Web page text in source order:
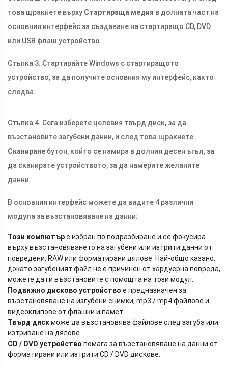
това щракнете върху Стартираща медия в долната част на
основния интерфейс за създаване на стартиращо CD, DVD
или USB флаш устройство.
Стъпка 3. Стартирайте Windows с стартиращото
устройство, за да получите основния му интерфейс, както
следва.
Стъпка 4. Сега изберете целевия твърд диск, за да
възстановите загубени данни, и след това щракнете
Сканиране бутон, който се намира в долния десен ъгъл, за
да сканирате устройството, за да намерите желаните
данни.
В основния интерфейс можете да видите 4 различни
модула за възстановяване на данни:
Този компютъре избран по подразбиране и се фокусира
върху възстановяването на загубени или изтрити данни от
повредени, RAW или форматирани дялове. Най-общо казано,
докато загубеният файл не е причинен от хардуерна повреда,
можете да ги възстановите с помощта на този модул.
Подвижно дисково устройство е предназначен за
възстановяване на изгубени снимки, mp3 / mp4 файлове и
видеоклипове от флашки и памет.
Твърд дискможе да възстановява файлове след загуба или
изтриване на дялове.
CD / DVD устройство помага за възстановяване на данни от
форматирани или изтрити CD / DVD дискове.